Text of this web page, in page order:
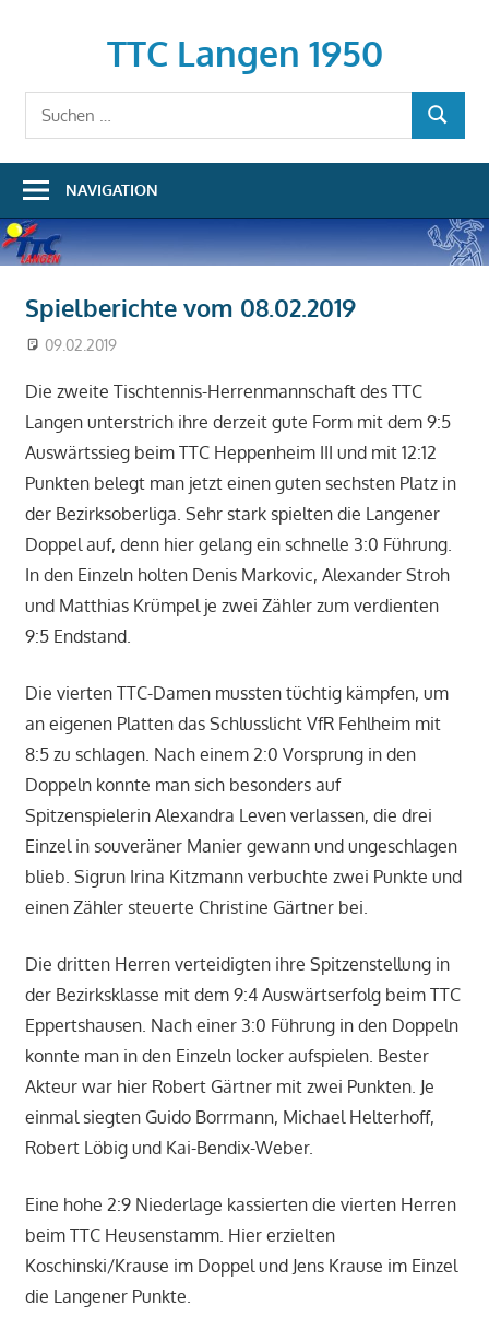
TTC Langen 1950
SUCHEN
NAVIGATION
Spielberichte vom 08.02.2019
09.02.2019
Die zweite Tischtennis-Herrenmannschaft des TTC
Langen unterstrich ihre derzeit gute Form mit dem 9:5
Auswärtssieg beim TTC Heppenheim III und mit 12:12
Punkten belegt man jetzt einen guten sechsten Platz in
der Bezirksoberliga. Sehr stark spielten die Langener
Doppel auf, denn hier gelang ein schnelle 3:0 Führung.
In den Einzeln holten Denis Markovic, Alexander Stroh
und Matthias Krümpel je zwei Zähler zum verdienten
9:5 Endstand.
Die vierten TTC-Damen mussten tüchtig kämpfen, um
an eigenen Platten das Schlusslicht VfR Fehlheim mit
8:5 zu schlagen. Nach einem 2:0 Vorsprung in den
Doppeln konnte man sich besonders auf
Spitzenspielerin Alexandra Leven verlassen, die drei
Einzel in souveräner Manier gewann und ungeschlagen
blieb. Sigrun Irina Kitzmann verbuchte zwei Punkte und
einen Zähler steuerte Christine Gärtner bei.
Die dritten Herren verteidigten ihre Spitzenstellung in
der Bezirksklasse mit dem 9:4 Auswärtserfolg beim TTC
Eppertshausen. Nach einer 3:0 Führung in den Doppeln
konnte man in den Einzeln locker aufspielen. Bester
Akteur war hier Robert Gärtner mit zwei Punkten. Je
einmal siegten Guido Borrmann, Michael Helterhoff,
Robert Löbig und Kai-Bendix-Weber.
Eine hohe 2:9 Niederlage kassierten die vierten Herren
beim TTC Heusenstamm. Hier erzielten
Koschinski/Krause im Doppel und Jens Krause im Einzel
die Langener Punkte.